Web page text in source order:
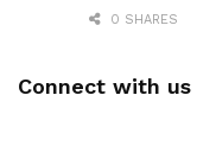
0 SHARES
Connect with us